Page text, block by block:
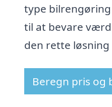
type
til at bevare
den rette
Beregn pris og